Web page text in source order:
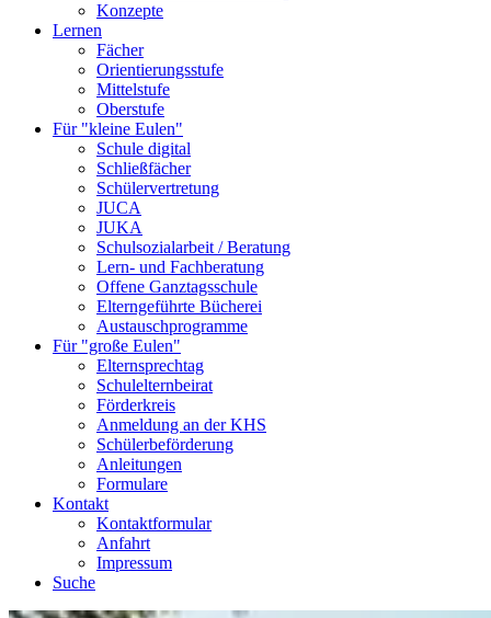
Konzepte
Lernen
Fächer
Orientierungsstufe
Mittelstufe
Oberstufe
Für "kleine Eulen"
Schule digital
Schließfächer
Schülervertretung
JUCA
JUKA
Schulsozialarbeit / Beratung
Lern- und Fachberatung
Offene Ganztagsschule
Elterngeführte Bücherei
Austauschprogramme
Für "große Eulen"
Elternsprechtag
Schulelternbeirat
Förderkreis
Anmeldung an der KHS
Schülerbeförderung
Anleitungen
Formulare
Kontakt
Kontaktformular
Anfahrt
Impressum
Suche